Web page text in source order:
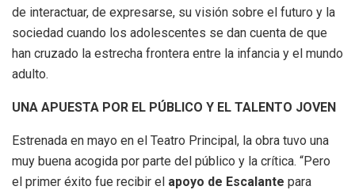
de interactuar, de expresarse, su visión sobre el futuro y la
sociedad cuando los adolescentes se dan cuenta de que
han cruzado la estrecha frontera entre la infancia y el mundo
adulto.
UNA APUESTA POR EL PÚBLICO Y EL TALENTO JOVEN
Estrenada en mayo en el Teatro Principal, la obra tuvo una
muy buena acogida por parte del público y la crítica. “Pero
el primer éxito fue recibir el apoyo de Escalante para